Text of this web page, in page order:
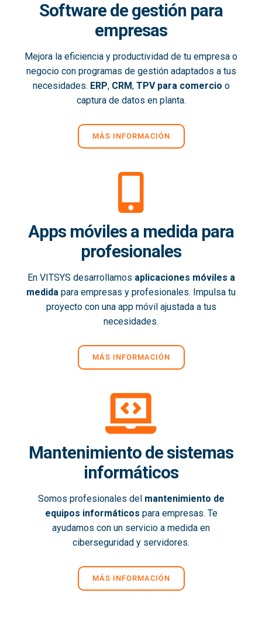
Software de gestión para
empresas
Mejora la eficiencia y productividad de tu empresa o
negocio con programas de gestión adaptados a tus
necesidades. ERP, CRM, TPV para comercio o
captura de datos en planta.
MÁS INFORMACIÓN
Apps móviles a medida para
profesionales
En VITSYS desarrollamos aplicaciones móviles a
medida para empresas y profesionales. Impulsa tu
proyecto con una app móvil ajustada a tus
necesidades.
MÁS INFORMACIÓN
Mantenimiento de sistemas
informáticos
Somos profesionales del mantenimiento de
equipos informáticos para empresas. Te
ayudamos con un servicio a medida en
ciberseguridad y servidores.
MÁS INFORMACIÓN